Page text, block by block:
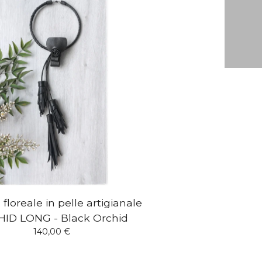
floreale in pelle artigianale
LONG - Black Orchid
140,00 €